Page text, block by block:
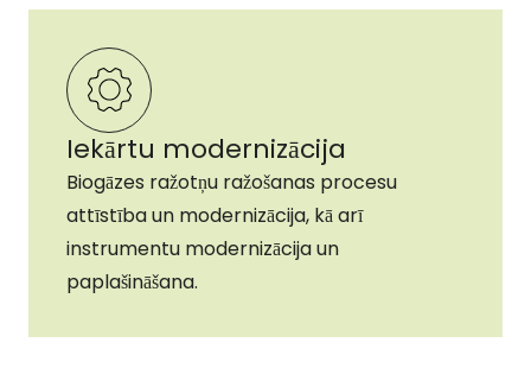
Iekārtu modernizācija
Biogāzes ražotņu ražošanas procesu
attīstība un modernizācija, kā arī
instrumentu modernizācija un
paplašināšana.